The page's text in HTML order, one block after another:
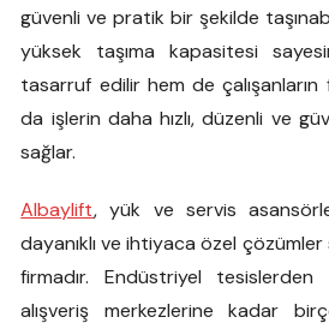
güvenli ve pratik bir şekilde
yüksek taşıma kapasitesi
tasarruf edilir hem de çalışanların
da işlerin daha hızlı, düzenli ve
sağlar.
Albaylift, yük ve servis
dayanıklı ve ihtiyaca özel
firmadır. Endüstriyel
alışveriş merkezlerine kadar